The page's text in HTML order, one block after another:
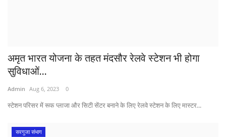
अमृत भारत योजना के तहत मंदसौर रेलवे स्टेशन भी होगा
सुविधाओं...
Admin Aug 6, 2023 0
स्टेशन परिसर में रूफ प्लाजा और सिटी सेंटर बनाने के लिए रेलवे स्टेशन के लिए मास्टर...
सरगुजा संभाग